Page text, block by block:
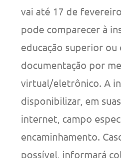
vai até 17 de
pode comparecer à
educação superior ou
documentação por
virtual/eletrônico. A
disponibilizar, em
internet, campo
encaminhamento.
possível, informará